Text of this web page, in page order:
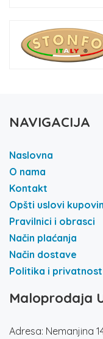
NAVIGACIJA
Naslovna
O nama
Kontakt
Opšti uslovi
Pravilnici i obrasci
Način plaćanja
Način dostave
Politika i privatnost
Maloprodaja
Adresa: Nemanjina